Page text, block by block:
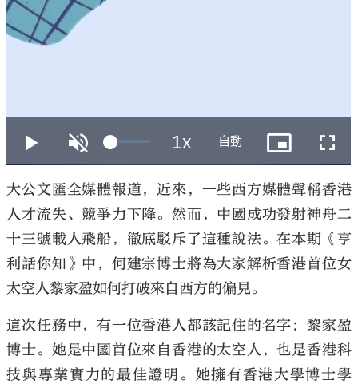
大公文匯
大公文匯全媒體報道，近來，一些西方媒體聲稱香港
人才流失、競爭力下降。然而，中國成功發射神舟二
十三號載人飛船，徹底駁斥了這種說法。在本期《亨
利話你知》中，何建宗博士將為大家解析香港首位女
太空人黎家盈如何打破來自西方的偏見。
這次任務中，有一位香港人都該記住的名字：黎家盈
博士。她是中國首位來自香港的太空人，也是香港科
技與專業實力的最佳證明。她擁有香港大學博士學